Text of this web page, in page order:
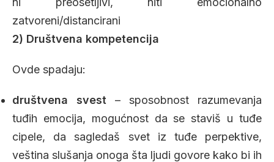
zatvoreni/distancirani
2) Društvena kompetencija
Ovde spadaju:
društvena svest – sposobnost razumevanja
tuđih emocija, mogućnost da se staviš u tuđe
cipele, da sagledaš svet iz tuđe perpektive,
veština slušanja onoga šta ljudi govore kako bi ih